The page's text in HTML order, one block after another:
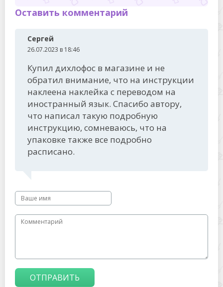
Оставить комментарий
Сергей
26.07.2023 в 18:46
Купил дихлофос в магазине и не
обратил внимание, что на инструкции
наклеена наклейка с переводом на
иностранный язык. Спасибо автору,
что написал такую подробную
инструкцию, сомневаюсь, что на
упаковке также все подробно
расписано.
ОТПРАВИТЬ